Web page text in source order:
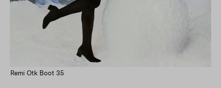
Remi Otk Boot 35